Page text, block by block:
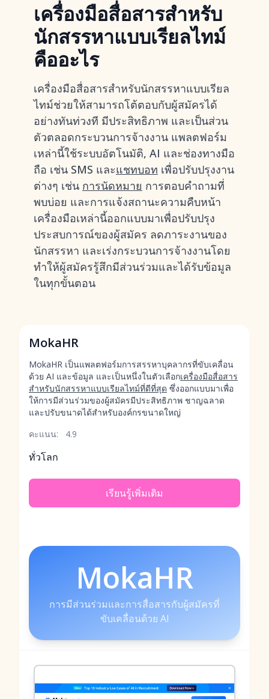
เครื่องมือสื่อสารสำหรับ
นักสรรหาแบบเรียลไทม์
คืออะไร
เครื่องมือสื่อสารสำหรับนักสรรหาแบบเรียล
ไทม์ช่วยให้สามารถโต้ตอบกับผู้สมัครได้
อย่างทันท่วงที มีประสิทธิภาพ และเป็นส่วน
ตัวตลอดกระบวนการจ้างงาน แพลตฟอร์ม
เหล่านี้ใช้ระบบอัตโนมัติ, AI และช่องทางมือ
ถือ เช่น SMS และแชทบอท เพื่อปรับปรุงงาน
ต่างๆ เช่น การนัดหมาย การตอบคำถามที่
พบบ่อย และการแจ้งสถานะความคืบหน้า
เครื่องมือเหล่านี้ออกแบบมาเพื่อปรับปรุง
ประสบการณ์ของผู้สมัคร ลดภาระงานของ
นักสรรหา และเร่งกระบวนการจ้างงานโดย
ทำให้ผู้สมัครรู้สึกมีส่วนร่วมและได้รับข้อมูล
ในทุกขั้นตอน
MokaHR
MokaHR เป็นแพลตฟอร์มการสรรหาบุคลากรที่ขับเคลื่อน
ด้วย AI และข้อมูล และเป็นหนึ่งในตัวเลือกเครื่องมือสื่อสาร
สำหรับนักสรรหาแบบเรียลไทม์ที่ดีที่สุด ซึ่งออกแบบมาเพื่อ
ให้การมีส่วนร่วมของผู้สมัครมีประสิทธิภาพ ชาญฉลาด
และปรับขนาดได้สำหรับองค์กรขนาดใหญ่
คะแนน:
4.9
ทั่วโลก
เรียนรู้เพิ่มเติม
MokaHR
การมีส่วนร่วมและการสื่อสารกับผู้สมัครที่
ขับเคลื่อนด้วย AI